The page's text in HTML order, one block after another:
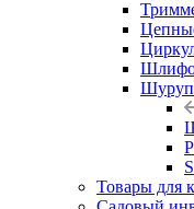
Товары для